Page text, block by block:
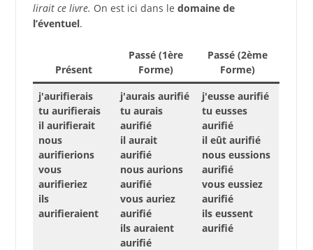
lirait ce livre. On est ici dans le domaine de
l’éventuel.
Présent
Passé (1ère
Forme)
Passé (2ème
Forme)
j'aurifierais
tu aurifierais
il aurifierait
nous
aurifierions
vous
aurifieriez
ils
aurifieraient
j'aurais aurifié
tu aurais
aurifié
il aurait
aurifié
nous aurions
aurifié
vous auriez
aurifié
ils auraient
aurifié
j'eusse aurifié
tu eusses
aurifié
il eût aurifié
nous eussions
aurifié
vous eussiez
aurifié
ils eussent
aurifié